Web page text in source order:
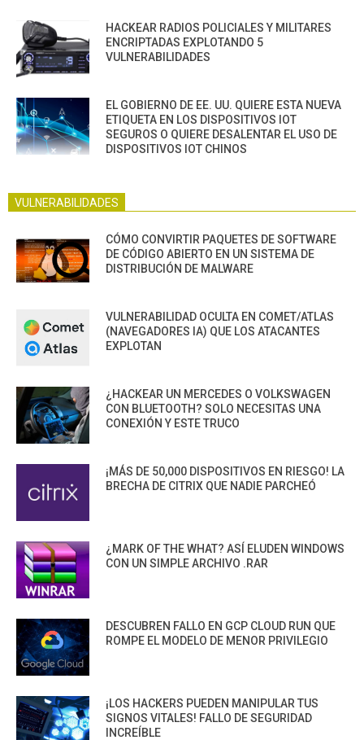
HACKEAR RADIOS POLICIALES Y MILITARES
ENCRIPTADAS EXPLOTANDO 5
VULNERABILIDADES
EL GOBIERNO DE EE. UU. QUIERE ESTA NUEVA
ETIQUETA EN LOS DISPOSITIVOS IOT
SEGUROS O QUIERE DESALENTAR EL USO DE
DISPOSITIVOS IOT CHINOS
VULNERABILIDADES
CÓMO CONVIRTIR PAQUETES DE SOFTWARE
DE CÓDIGO ABIERTO EN UN SISTEMA DE
DISTRIBUCIÓN DE MALWARE
VULNERABILIDAD OCULTA EN COMET/ATLAS
(NAVEGADORES IA) QUE LOS ATACANTES
EXPLOTAN
¿HACKEAR UN MERCEDES O VOLKSWAGEN
CON BLUETOOTH? SOLO NECESITAS UNA
CONEXIÓN Y ESTE TRUCO
¡MÁS DE 50,000 DISPOSITIVOS EN RIESGO! LA
BRECHA DE CITRIX QUE NADIE PARCHEÓ
¿MARK OF THE WHAT? ASÍ ELUDEN WINDOWS
CON UN SIMPLE ARCHIVO .RAR
DESCUBREN FALLO EN GCP CLOUD RUN QUE
ROMPE EL MODELO DE MENOR PRIVILEGIO
¡LOS HACKERS PUEDEN MANIPULAR TUS
SIGNOS VITALES! FALLO DE SEGURIDAD
INCREÍBLE